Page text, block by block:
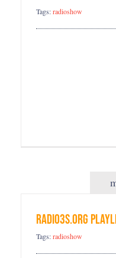
Tags:radioshow
Radio3S.org
Tags:radioshow